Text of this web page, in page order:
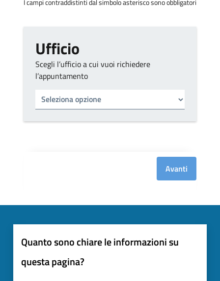
Ufficio
Scegli l’ufficio a cui vuoi richiedere
l’appuntamento
Tipo di ufficio
Avanti
Quanto sono chiare le informazioni su
questa pagina?